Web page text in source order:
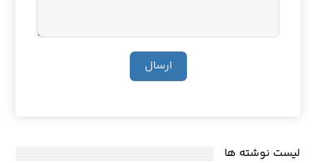
ارسال
لیست نوشته ها